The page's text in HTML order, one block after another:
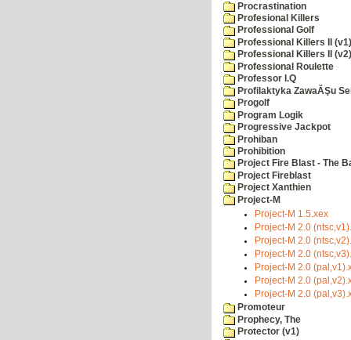
Procrastination
Profesional Killers
Professional Golf
Professional Killers II (v1)
Professional Killers II (v2)
Professional Roulette
Professor I.Q
Profilaktyka ZawaĂŞu
Progolf
Program Logik
Progressive Jackpot
Prohiban
Prohibition
Project Fire Blast - The
Project Fireblast
Project Xanthien
Project-M
Project-M 1.5.xex
Project-M 2.0
Project-M 2.0
Project-M 2.0
Project-M 2.0
Project-M 2.0
Project-M 2.0
Promoteur
Prophecy, The
Protector (v1)